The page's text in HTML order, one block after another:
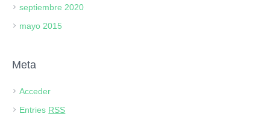
septiembre 2020
mayo 2015
Meta
Acceder
Entries RSS